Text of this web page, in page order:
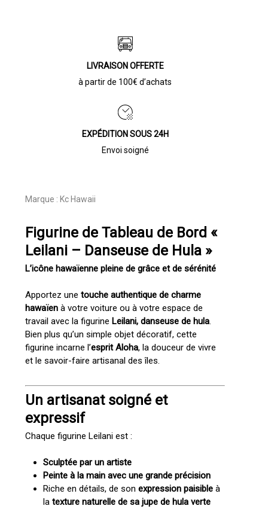
LIVRAISON OFFERTE
à partir de 100€ d’achats
EXPÉDITION SOUS 24H
Envoi soigné
Marque : Kc Hawaii
Figurine de Tableau de Bord «
Leilani – Danseuse de Hula »
L’icône hawaïenne pleine de grâce et de sérénité
Apportez une touche authentique de charme
hawaïenà votre voiture ou à votre espace de
travail avec la figurine Leilani, danseuse de hula.
Bien plus qu’un simple objet décoratif, cette
figurine incarne l’esprit Aloha, la douceur de vivre
et le savoir-faire artisanal des îles.
Un artisanat soigné et
expressif
Chaque figurine Leilani est :
Sculptée par un artiste
Peinte à la main avec une grande précision
Riche en détails, de son expression paisibleà
la texture naturelle de sa jupe de hula verte